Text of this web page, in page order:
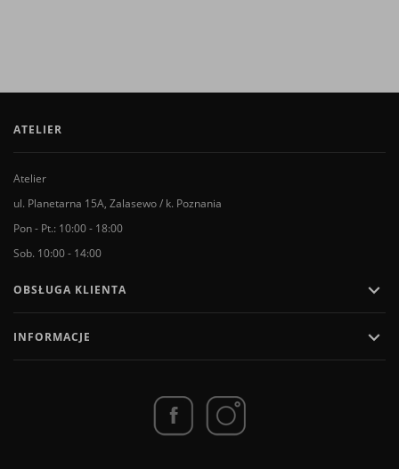
ATELIER
Atelier
ul. Planetarna 15A, Zalasewo / k. Poznania
Pon - Pt.: 10:00 - 18:00
Sob. 10:00 - 14:00
OBSŁUGA KLIENTA 
INFORMACJE 